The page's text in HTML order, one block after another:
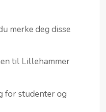
merke deg disse
til Lillehammer
for studenter og